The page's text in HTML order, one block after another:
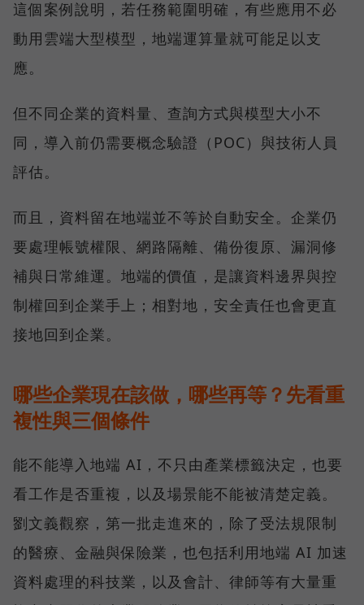
這個案例說明，若任務範圍明確，有些應用不必
動用雲端大型模型，地端運算量就可能足以支
應。
但不同企業的資料量、查詢方式與模型大小不
同，導入前仍需要概念驗證（POC）與技術人員
評估。
而且，資料留在地端並不等於自動安全。企業仍
要處理帳號權限、網路隔離、備份復原、漏洞修
補與日常維運。地端的價值，是讓資料邊界與控
制權回到企業手上；相對地，安全責任也會更直
接地回到企業。
哪些企業現在該做，哪些再等？先看重
複性與三個條件
能不能導入地端 AI，不只由產業標籤決定，也要
看工作是否重複，以及場景能不能被清楚定義。
劉文義觀察，第一批走進來的，除了受法規限制
的醫療、金融與保險業，也包括利用地端 AI 加速
資料處理的科技業，以及會計、律師等有大量重